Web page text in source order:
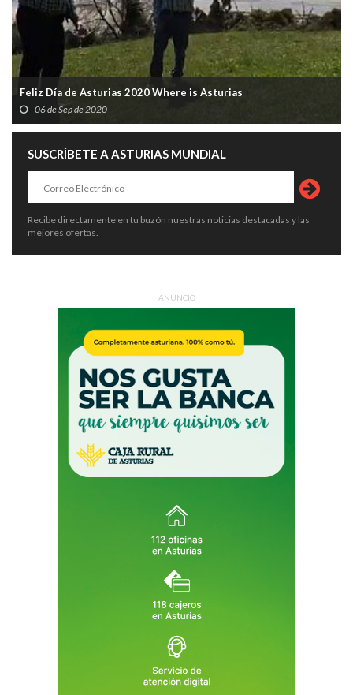
Feliz Día de Asturias 2020 Where is Asturias
06 de Sep de 2020
SUSCRÍBETE A ASTURIAS MUNDIAL
Recibe directamente en tu buzón nuestras noticias destacadas y las
mejores ofertas.
ANUNCIO